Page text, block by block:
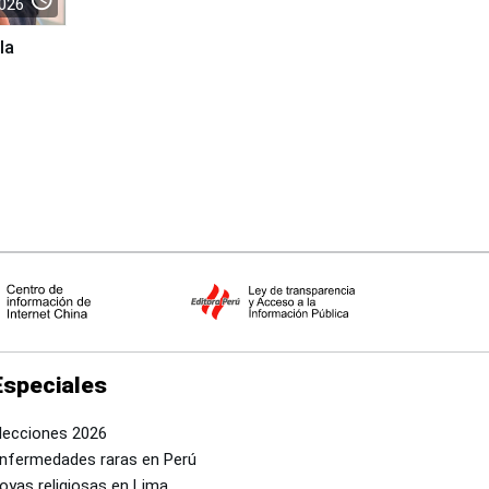
2026
raras en Perú